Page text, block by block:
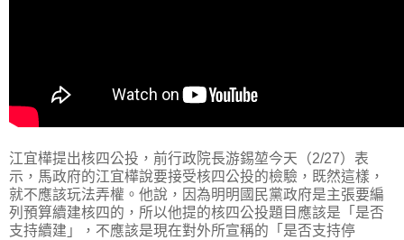
江宜樺提出核四公投，前行政院長游錫堃今天（2/27）表
示，馬政府的江宜樺說要接受核四公投的檢驗，既然這樣，
就不應該玩法弄權。他說，因為明明國民黨政府是主張要編
列預算續建核四的，所以他提的核四公投題目應該是「是否
支持續建」，不應該是現在對外所宣稱的「是否支持停